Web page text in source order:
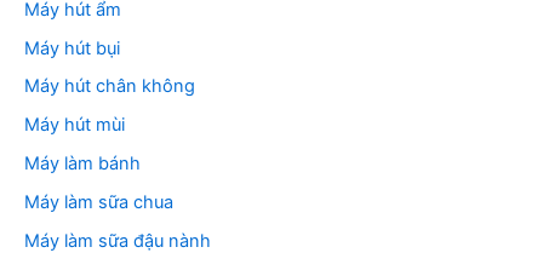
Máy hút ẩm
Máy hút bụi
Máy hút chân không
Máy hút mùi
Máy làm bánh
Máy làm sữa chua
Máy làm sữa đậu nành